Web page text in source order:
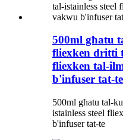
500ml għatu
fliexken dritti
fliexken tal-
b'infuser tat-te
500ml għatu tal-
istainless steel
b'infuser tat-te